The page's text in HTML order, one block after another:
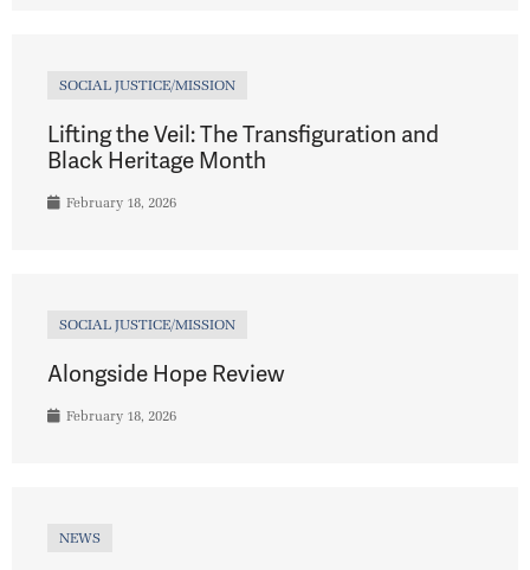
SOCIAL JUSTICE/MISSION
Lifting the Veil: The Transfiguration and
Black Heritage Month
February 18, 2026
SOCIAL JUSTICE/MISSION
Alongside Hope Review
February 18, 2026
NEWS